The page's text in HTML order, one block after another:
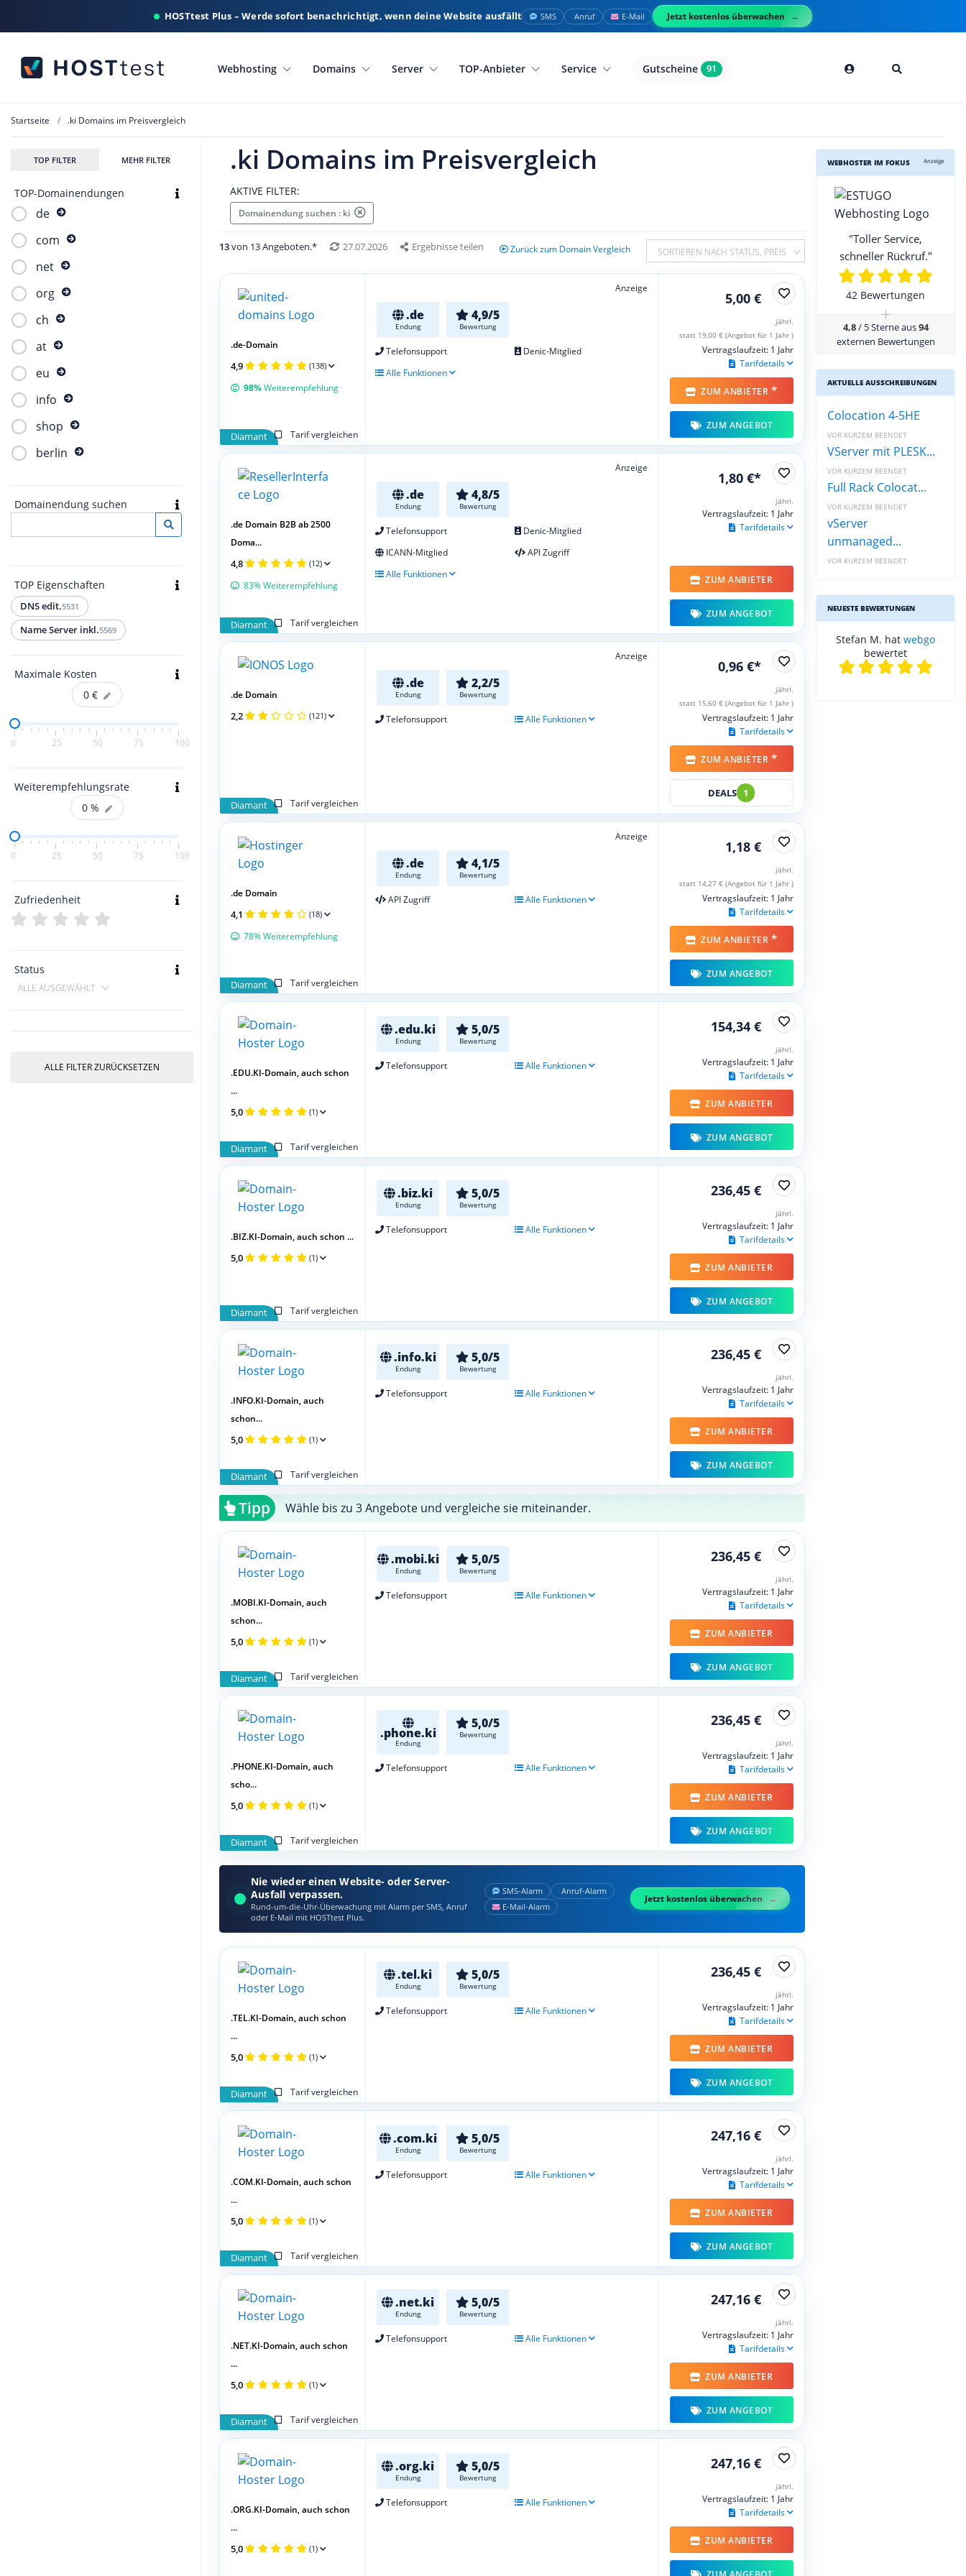
HOSTtest Plus – Werde sofort benachrichtigt, wenn deine Website ausfällt SMS Anruf E-Mail Jetzt kostenlos überwachen
Webhosting Domains Server TOP-Anbieter Service Gutscheine 91
Startseite .ki Domains im Preisvergleich
TOP FILTER MEHR FILTER
TOP-Domainendungen
de
com
net
org
ch
at
eu
info
shop
berlin
Domainendung suchen
TOP Eigenschaften
DNS edit.5531
Name Server inkl.5569
Maximale Kosten
0 €
0 25 50 75 100
Weiterempfehlungsrate
0 %
0 25 50 75 100
Zufriedenheit
Status
ALLE AUSGEWÄHLT
ALLE FILTER ZURÜCKSETZEN
.ki Domains im Preisvergleich
AKTIVE FILTER:
Domainendung suchen : ki
13von 13 Angeboten.* 27.07.2026 Ergebnisse teilen Zurück zum Domain Vergleich SORTIEREN NACH STATUS, PREIS
Anzeige
.de
Endung
4,9/5
Bewertung
Telefonsupport
Denic-Mitglied
Alle Funktionen
Diamant Tarif vergleichen
.de-Domain
4,9 (138)
98%Weiterempfehlung
5,00 €
jährl.
statt 19,00 € (Angebot für 1 Jahr )
Vertragslaufzeit: 1 Jahr
Tarifdetails
ZUM ANBIETER *
ZUM ANGEBOT
Anzeige
.de
Endung
4,8/5
Bewertung
Telefonsupport
Denic-Mitglied
ICANN-Mitglied
API Zugriff
Alle Funktionen
Diamant Tarif vergleichen
.de Domain B2B ab 2500
Doma...
4,8 (12)
83% Weiterempfehlung
1,80 €*
jährl.
Vertragslaufzeit: 1 Jahr
Tarifdetails
ZUM ANBIETER
ZUM ANGEBOT
Anzeige
.de
Endung
2,2/5
Bewertung
Telefonsupport Alle Funktionen
Diamant Tarif vergleichen
.de Domain
2,2 (121)
0,96 €*
jährl.
statt 15,60 € (Angebot für 1 Jahr )
Vertragslaufzeit: 1 Jahr
Tarifdetails
ZUM ANBIETER *
DEALS 1
Anzeige
.de
Endung
4,1/5
Bewertung
API Zugriff Alle Funktionen
Diamant Tarif vergleichen
.de Domain
4,1 (18)
78% Weiterempfehlung
1,18 €
jährl.
statt 14,27 € (Angebot für 1 Jahr )
Vertragslaufzeit: 1 Jahr
Tarifdetails
ZUM ANBIETER *
ZUM ANGEBOT
.edu.ki
Endung
5,0/5
Bewertung
Telefonsupport Alle Funktionen
Diamant Tarif vergleichen
.EDU.KI-Domain, auch schon
...
5,0 (1)
154,34 €
jährl.
Vertragslaufzeit: 1 Jahr
Tarifdetails
ZUM ANBIETER
ZUM ANGEBOT
.biz.ki
Endung
5,0/5
Bewertung
Telefonsupport Alle Funktionen
Diamant Tarif vergleichen
.BIZ.KI-Domain, auch schon ...
5,0 (1)
236,45 €
jährl.
Vertragslaufzeit: 1 Jahr
Tarifdetails
ZUM ANBIETER
ZUM ANGEBOT
.info.ki
Endung
5,0/5
Bewertung
Telefonsupport Alle Funktionen
Diamant Tarif vergleichen
.INFO.KI-Domain, auch
schon...
5,0 (1)
236,45 €
jährl.
Vertragslaufzeit: 1 Jahr
Tarifdetails
ZUM ANBIETER
ZUM ANGEBOT
Tipp Wähle bis zu 3 Angebote und vergleiche sie miteinander.
.mobi.ki
Endung
5,0/5
Bewertung
Telefonsupport Alle Funktionen
Diamant Tarif vergleichen
.MOBI.KI-Domain, auch
schon...
5,0 (1)
236,45 €
jährl.
Vertragslaufzeit: 1 Jahr
Tarifdetails
ZUM ANBIETER
ZUM ANGEBOT
.phone.ki
Endung
5,0/5
Bewertung
Telefonsupport Alle Funktionen
Diamant Tarif vergleichen
.PHONE.KI-Domain, auch
scho...
5,0 (1)
236,45 €
jährl.
Vertragslaufzeit: 1 Jahr
Tarifdetails
ZUM ANBIETER
ZUM ANGEBOT
Nie wieder einen Website- oder Server-
Ausfall verpassen.
Rund-um-die-Uhr-Überwachung mit Alarm per SMS, Anruf
oder E‑Mail mit HOSTtest Plus.
SMS‑Alarm
Anruf‑Alarm
E‑Mail‑Alarm
Jetzt kostenlos überwachen
.tel.ki
Endung
5,0/5
Bewertung
Telefonsupport Alle Funktionen
Diamant Tarif vergleichen
.TEL.KI-Domain, auch schon
...
5,0 (1)
236,45 €
jährl.
Vertragslaufzeit: 1 Jahr
Tarifdetails
ZUM ANBIETER
ZUM ANGEBOT
.com.ki
Endung
5,0/5
Bewertung
Telefonsupport Alle Funktionen
Diamant Tarif vergleichen
.COM.KI-Domain, auch schon
...
5,0 (1)
247,16 €
jährl.
Vertragslaufzeit: 1 Jahr
Tarifdetails
ZUM ANBIETER
ZUM ANGEBOT
.net.ki
Endung
5,0/5
Bewertung
Telefonsupport Alle Funktionen
Diamant Tarif vergleichen
.NET.KI-Domain, auch schon
...
5,0 (1)
247,16 €
jährl.
Vertragslaufzeit: 1 Jahr
Tarifdetails
ZUM ANBIETER
ZUM ANGEBOT
.org.ki
Endung
5,0/5
Bewertung
Telefonsupport Alle Funktionen
.ORG.KI-Domain, auch schon
...
5,0 (1)
247,16 €
jährl.
Vertragslaufzeit: 1 Jahr
Tarifdetails
ZUM ANBIETER
WEBHOSTER IM FOKUS Anzeige
"Toller Service,
schneller Rückruf."
42 Bewertungen
+
4,8/ 5 Sterne aus94
externen Bewertungen
AKTUELLE AUSSCHREIBUNGEN
Colocation 4-5HE
VOR KURZEM BEENDET
VServer mit PLESK...
VOR KURZEM BEENDET
Full Rack Colocat...
VOR KURZEM BEENDET
vServer
unmanaged...
VOR KURZEM BEENDET
NEUESTE BEWERTUNGEN
Stefan M. hat webgo
bewertet